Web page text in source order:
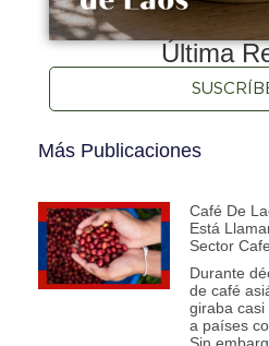
Última
Más Publicaciones
Café De
Está
Sector
Durante
de café
giraba
a países